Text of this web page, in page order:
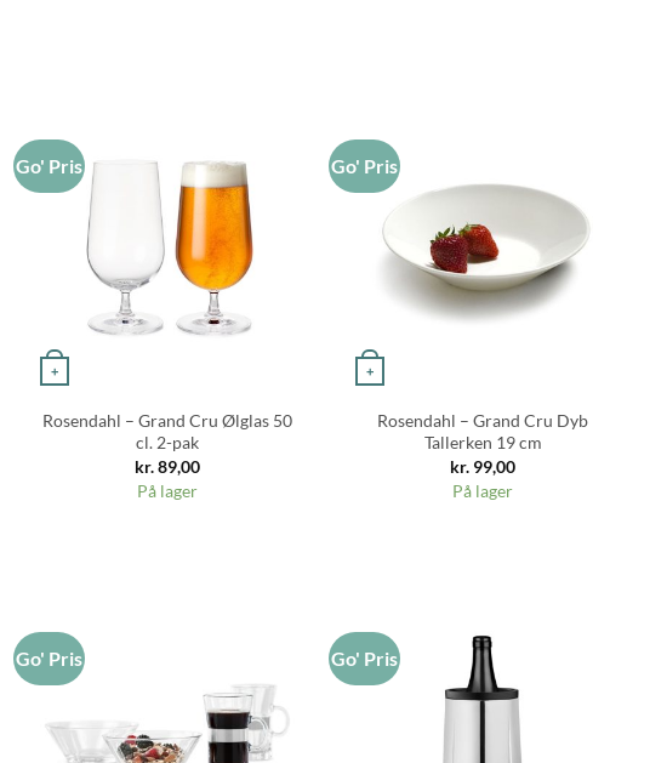
Go' Pris
+
Rosendahl – Grand Cru Ølglas 50
cl. 2-pak
kr.89,00
På lager
Go' Pris
+
Rosendahl – Grand Cru Dyb
Tallerken 19 cm
kr. 99,00
På lager
Go' Pris Go' Pris